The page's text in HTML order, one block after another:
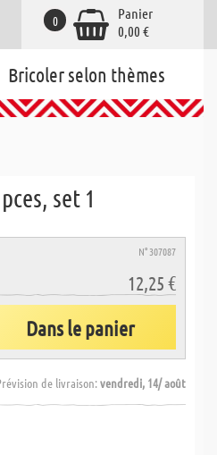
Panier
0,00 €
0
Bricoler selon thèmes
set 1
N° 307087
12,25 €
Dans le panier
de livraison:vendredi, 14/ août